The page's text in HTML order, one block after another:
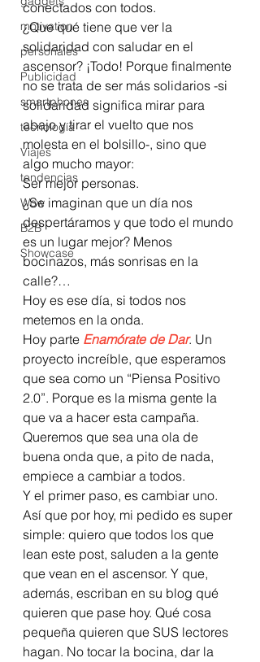
motivation
personales
Publicidad
smartphones
tecnología
Viajes
tendencias
Wow
B2B
Showcase
conectados con todos.
¿Que qué tiene que ver la
solidaridad con saludar en el
ascensor? ¡Todo! Porque finalmente
no se trata de ser más solidarios -si
solidaridad significa mirar para
abajo y tirar el vuelto que nos
molesta en el bolsillo-, sino que
algo mucho mayor:
Ser mejor personas.
¿Se imaginan que un día nos
despertáramos y que todo el mundo
es un lugar mejor? Menos
bocinazos, más sonrisas en la
calle?…
Hoy es ese día, si todos nos
metemos en la onda.
Hoy parte Enamórate de Dar. Un
proyecto increíble, que esperamos
que sea como un “Piensa Positivo
2.0”. Porque es la misma gente la
que va a hacer esta campaña.
Queremos que sea una ola de
buena onda que, a pito de nada,
empiece a cambiar a todos.
Y el primer paso, es cambiar uno.
Así que por hoy, mi pedido es super
simple: quiero que todos los que
lean este post, saluden a la gente
que vean en el ascensor. Y que,
además, escriban en su blog qué
quieren que pase hoy. Qué cosa
pequeña quieren que SUS lectores
hagan. No tocar la bocina, dar la